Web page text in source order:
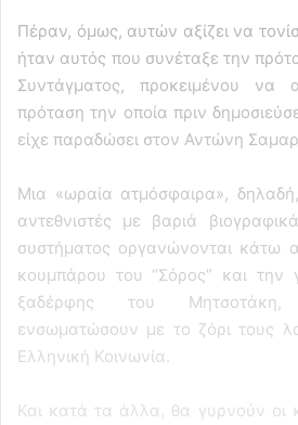
Πέραν, όμως, αυτών αξίζει να
ήταν αυτός που συνέταξε την
Συντάγματος, προκειμένου να
πρόταση την οποία πριν
είχε παραδώσει στον Αντώνη
Μια «ωραία ατμόσφαιρα»,
αντεθνιστές με βαριά
συστήματος οργανώνονται κάτω
κουμπάρου του “Σόρος” και την
ξαδέρφης του Μητσοτάκη,
ενσωματώσουν με το ζόρι τους
Ελληνική Κοινωνία.
Και κατά τα άλλα, θα γυρνούν οι